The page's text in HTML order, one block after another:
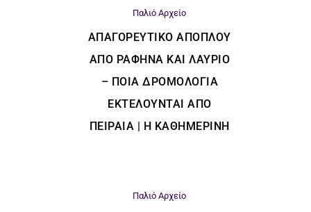
Παλιό Αρχείο
ΑΠΑΓΟΡΕΥΤΙΚΌ ΑΠΌΠΛΟΥ
ΑΠΌ ΡΑΦΉΝΑ ΚΑΙ ΛΑΎΡΙΟ
– ΠΟΙΑ ΔΡΟΜΟΛΌΓΙΑ
ΕΚΤΕΛΟΎΝΤΑΙ ΑΠΌ
ΠΕΙΡΑΙΆ | Η ΚΑΘΗΜΕΡΙΝΗ
Παλιό Αρχείο